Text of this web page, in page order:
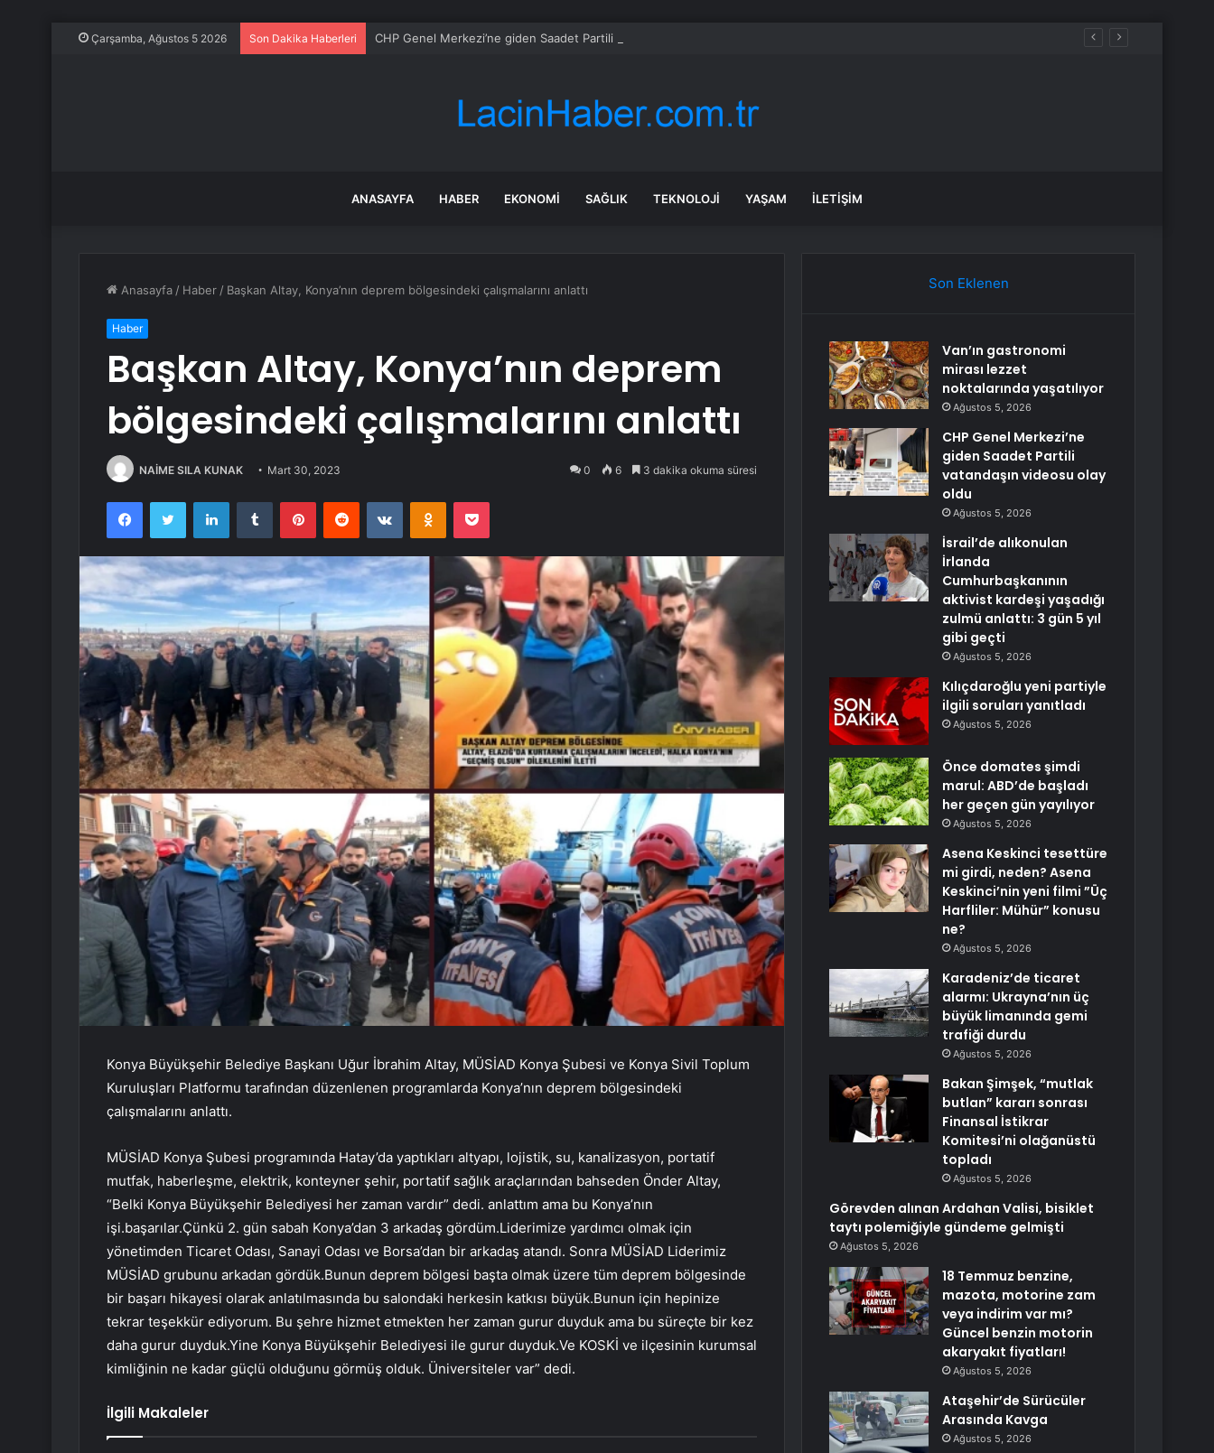
Çarşamba, Ağustos 5 2026 Son Dakika Haberleri CHP Genel Merkezi’ne giden Saadet Partili vatandaşın videosu olay oldu
ANASAYFA HABER EKONOMI SAĞLIK TEKNOLOJI YAŞAM İLETIŞIM
Anasayfa / Haber / Başkan Altay, Konya’nın deprem bölgesindeki çalışmalarını anlattı
Haber
Başkan Altay, Konya’nın deprem
bölgesindeki çalışmalarını anlattı
NAİME SILA KUNAK Mart 30, 2023 0 6 3 dakika okuma süresi
FacebookTwitter LinkedInTumblr PinterestReddit VKontakteOdnoklassniki
Pocket
Konya Büyükşehir Belediye Başkanı Uğur İbrahim Altay, MÜSİAD Konya Şubesi ve Konya Sivil Toplum
Kuruluşları Platformu tarafından düzenlenen programlarda Konya’nın deprem bölgesindeki
çalışmalarını anlattı.
MÜSİAD Konya Şubesi programında Hatay’da yaptıkları altyapı, lojistik, su, kanalizasyon, portatif
mutfak, haberleşme, elektrik, konteyner şehir, portatif sağlık araçlarından bahseden Önder Altay,
“Belki Konya Büyükşehir Belediyesi her zaman vardır” dedi. anlattım ama bu Konya’nın
işi.başarılar.Çünkü 2. gün sabah Konya’dan 3 arkadaş gördüm.Liderimize yardımcı olmak için
yönetimden Ticaret Odası, Sanayi Odası ve Borsa’dan bir arkadaş atandı. Sonra MÜSİAD Liderimiz
MÜSİAD grubunu arkadan gördük.Bunun deprem bölgesi başta olmak üzere tüm deprem bölgesinde
bir başarı hikayesi olarak anlatılmasında bu salondaki herkesin katkısı büyük.Bunun için hepinize
tekrar teşekkür ediyorum. Bu şehre hizmet etmekten her zaman gurur duyduk ama bu süreçte bir kez
daha gurur duyduk.Yine Konya Büyükşehir Belediyesi ile gurur duyduk.Ve KOSKİ ve ilçesinin kurumsal
kimliğinin ne kadar güçlü olduğunu görmüş olduk. Üniversiteler var” dedi.
İlgili Makaleler
Son Eklenen
Van’ın gastronomi
mirası lezzet
noktalarında yaşatılıyor
Ağustos 5, 2026
CHP Genel Merkezi’ne
giden Saadet Partili
vatandaşın videosu olay
oldu
Ağustos 5, 2026
İsrail’de alıkonulan
İrlanda
Cumhurbaşkanının
aktivist kardeşi yaşadığı
zulmü anlattı: 3 gün 5 yıl
gibi geçti
Ağustos 5, 2026
Kılıçdaroğlu yeni partiyle
ilgili soruları yanıtladı
Ağustos 5, 2026
Önce domates şimdi
marul: ABD’de başladı
her geçen gün yayılıyor
Ağustos 5, 2026
Asena Keskinci tesettüre
mi girdi, neden? Asena
Keskinci’nin yeni filmi ”Üç
Harfliler: Mühür” konusu
ne?
Ağustos 5, 2026
Karadeniz’de ticaret
alarmı: Ukrayna’nın üç
büyük limanında gemi
trafiği durdu
Ağustos 5, 2026
Bakan Şimşek, “mutlak
butlan” kararı sonrası
Finansal İstikrar
Komitesi’ni olağanüstü
topladı
Ağustos 5, 2026
Görevden alınan Ardahan Valisi, bisiklet
taytı polemiğiyle gündeme gelmişti
Ağustos 5, 2026
18 Temmuz benzine,
mazota, motorine zam
veya indirim var mı?
Güncel benzin motorin
akaryakıt fiyatları!
Ağustos 5, 2026
Ataşehir’de Sürücüler
Arasında Kavga
Ağustos 5, 2026